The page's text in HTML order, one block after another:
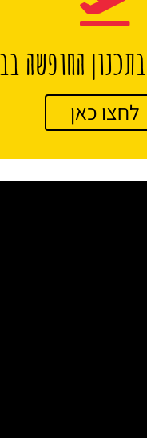
החופשה
לחצו כאן